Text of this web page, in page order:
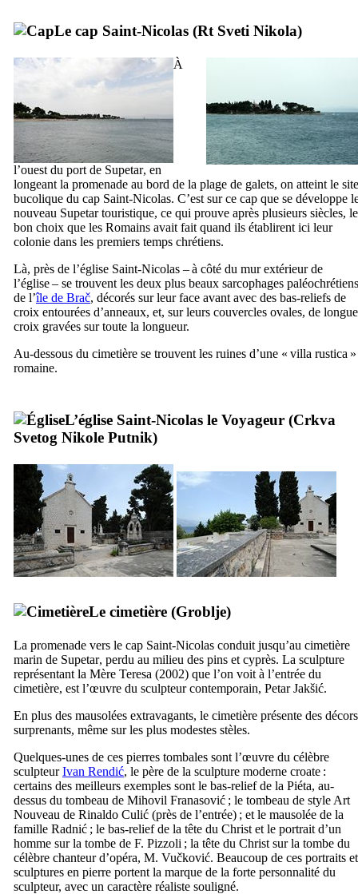
Le cap Saint-Nicolas (Rt Sveti Nikola)
À
l’ouest du port de Supetar, en
longeant la promenade au bord de la plage de galets, on atteint le site
bucolique du cap Saint-Nicolas. C’est sur ce cap que se développe
nouveau Supetartouristique, ce qui prouve après plusieurs siècles, le
bon choix que les Romains avait fait quand ils établirent ici leur
colonie dans les premiers temps chrétiens.
Là, près de l’église Saint-Nicolas – à côté du mur extérieur de
l’église – se trouvent les deux plus beaux sarcophages paléochrétiens
de l’île de Brač, décorés sur leur face avant avec des bas-reliefs de
croix entourées d’anneaux, et, sur leurs couvercles ovales, de
croix gravées sur toute la longueur.
Au-dessous du cimetière se trouvent les ruines d’une « villa rustica »
romaine.
L’église Saint-Nicolas le Voyageur (Crkva
Svetog Nikole Putnik)
Le cimetière (Groblje)
La promenade vers le cap Saint-Nicolas conduit jusqu’au cimetière
marin de Supetar, perdu au milieu des pins et cyprès. La sculpture
représentant la Mère Teresa (2002) que l’on voit à l’entrée du
cimetière, est l’œuvre du sculpteur contemporain, Petar Jakšić.
En plus des mausolées extravagants, le cimetière présente des décors
surprenants, même sur les plus modestes stèles.
Quelques-unes de ces pierres tombales sont l’œuvre du célèbre
sculpteurIvan Rendić, le père de la sculpture moderne croate :
certains des meilleurs exemples sont le bas-relief de la Piéta, au-
dessus du tombeau de Mihovil Franasović ; le tombeau de style Art
Nouveau de Rinaldo Culić (près de l’entrée) ; et le mausolée de la
famille Radnić ; le bas-relief de la tête du Christ et le portrait d’un
homme sur la tombe de F. Pizzoli ; la tête du Christ sur la tombe du
célèbre chanteur d’opéra, M. Vučković. Beaucoup de ces portraits et
sculptures en pierre portent la marque de la forte personnalité du
sculpteur, avec un caractère réaliste souligné.